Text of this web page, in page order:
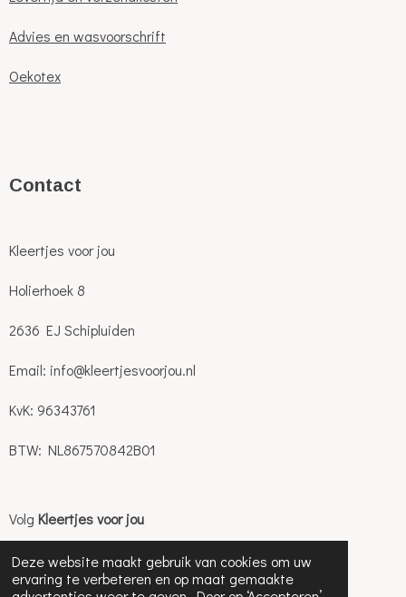
Deze website maakt gebruik van cookies om uw
ervaring te verbeteren en op maat gemaakte
Advies en wasvoorschrift
Oekotex
Contact
Kleertjes voor jou
Holierhoek 8
2636 EJ Schipluiden
Email: info@kleertjesvoorjou.nl
KvK: 96343761
BTW: NL867570842B01
Volg Kleertjes voor jou
I
n